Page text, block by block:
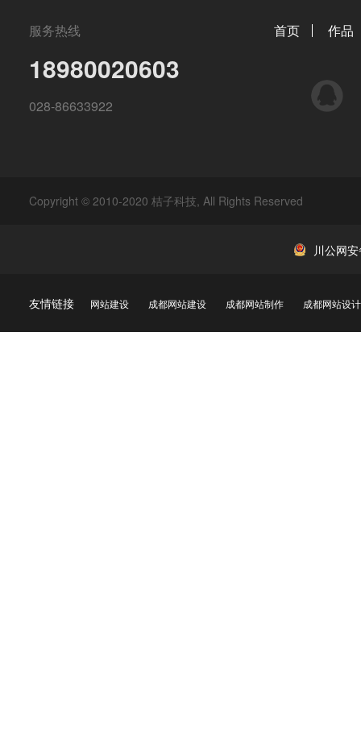
服务热线
18980020603
028-86633922
首页 作品
QQ
Copyright © 2010-2020 桔子科技, All Rights Reserved
川公网
友情链接 网站建设 成都网站建设 成都网站制作 成都网站设计